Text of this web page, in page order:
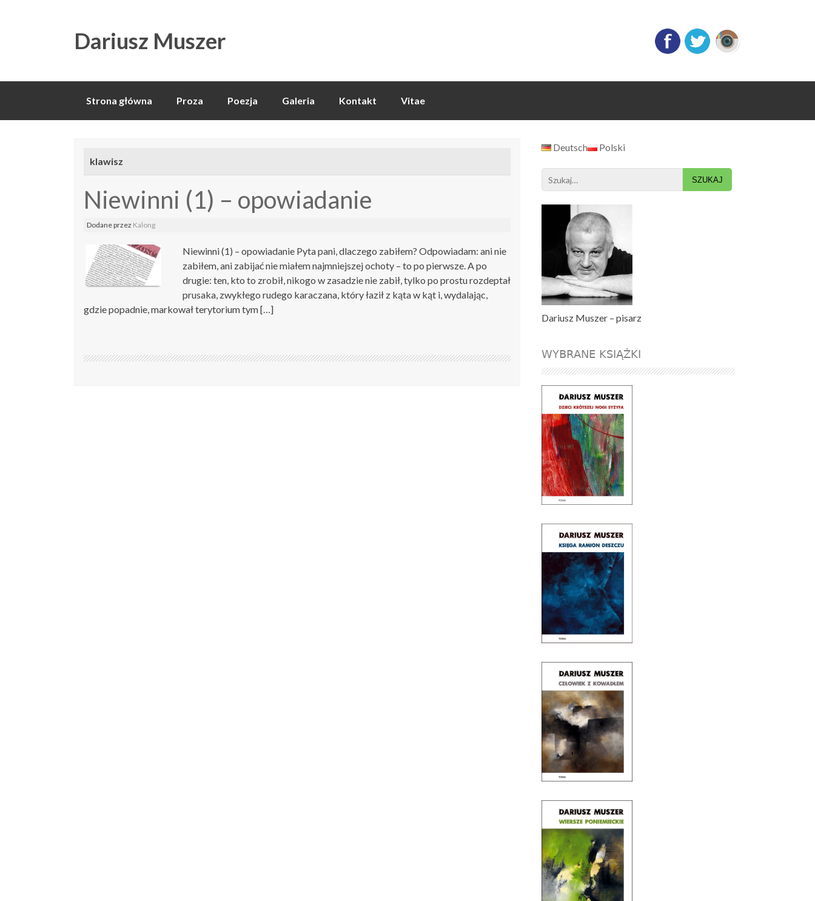
Dariusz Muszer
Skip
Strona główna Proza Poezja Galeria Kontakt Vitae
klawisz
Niewinni (1) – opowiadanie
Dodaneprzez Kalong
Niewinni (1) – opowiadanie Pyta pani, dlaczego zabiłem? Odpowiadam: ani nie
zabiłem, ani zabijać nie miałem najmniejszej ochoty – to po pierwsze. A po
drugie: ten, kto to zrobił, nikogo w zasadzie nie zabił, tylko po prostu rozdeptał
prusaka, zwykłego rudego karaczana, który łaził z kąta w kąt i, wydalając,
gdzie popadnie, markował terytorium tym […]
Deutsch Polski
Search
for:
Dariusz Muszer – pisarz
WYBRANE KSIĄŻKI